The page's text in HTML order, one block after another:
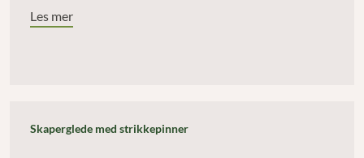
Les mer
Skaperglede med strikkepinner